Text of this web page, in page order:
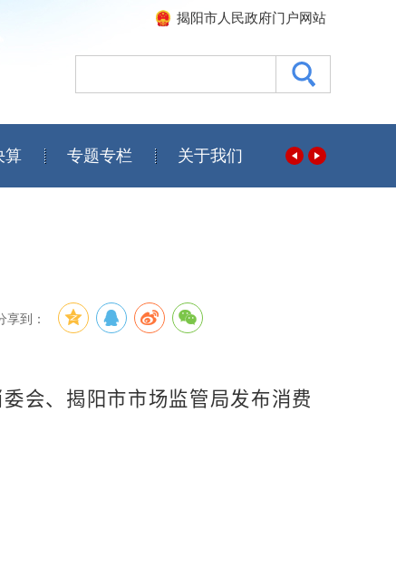
揭阳市人民政府门户网站
算 专题专栏 关于我们
享到：
会、揭阳市市场监管局发布消费